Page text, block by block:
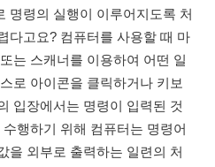
명령의 실행이 이루어지도록 처
다고요? 컴퓨터를 사용할 때 마
는 스캐너를 이용하여 어떤 일
로 아이콘을 클릭하거나 키보
입장에서는 명령이 입력된 것
행하기 위해 컴퓨터는 명령어
을 외부로 출력하는 일련의 처